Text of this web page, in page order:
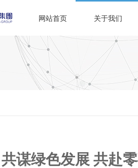
网站首页 关于我们
共谋绿色发展 共赴